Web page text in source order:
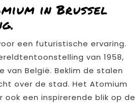
in Brussel
een futuristische ervaring.
van 1958,
België. Beklim de stalen
over de stad. Het Atomium
een inspirerende blik op de